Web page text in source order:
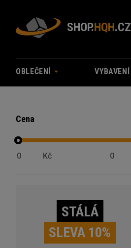
SHOP.HQH.CZ
OBLEČENÍ VYBAVENÍ
Cena
Kč
STÁLÁ
SLEVA 10%